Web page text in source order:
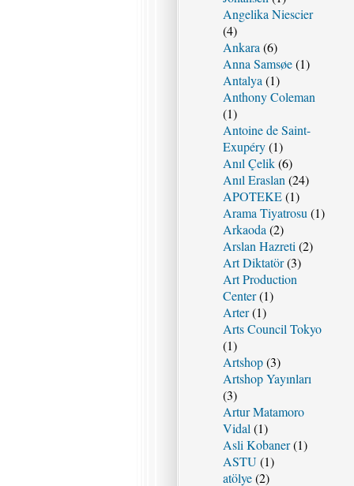
Angelika Niescier
(4)
Ankara (6)
Anna Samsøe(1)
Antalya (1)
Anthony Coleman
(1)
Antoine de Saint-
Exupéry(1)
Anıl Çelik(6)
Anıl Eraslan (24)
APOTEKE(1)
Arama Tiyatrosu (1)
Arkaoda (2)
Arslan Hazreti (2)
Art Diktatör(3)
Art Production
Center(1)
Arter(1)
Arts Council Tokyo
(1)
Artshop(3)
Artshop Yayınları
(3)
Artur Matamoro
Vidal (1)
Asli Kobaner(1)
ASTU (1)
atölye(2)